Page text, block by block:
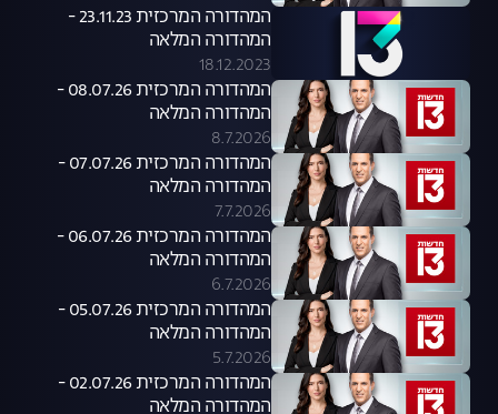
המהדורה המרכזית 23.11.23 -
המהדורה המלאה
18.12.2023
המהדורה המרכזית 08.07.26 -
המהדורה המלאה
8.7.2026
המהדורה המרכזית 07.07.26 -
המהדורה המלאה
7.7.2026
המהדורה המרכזית 06.07.26 -
המהדורה המלאה
6.7.2026
המהדורה המרכזית 05.07.26 -
המהדורה המלאה
5.7.2026
המהדורה המרכזית 02.07.26 -
המהדורה המלאה